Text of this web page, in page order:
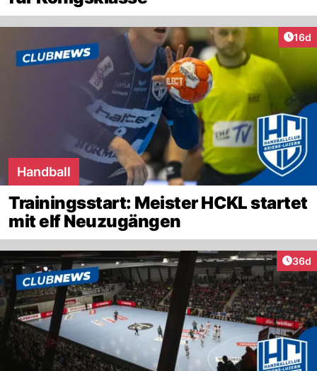
16d
Handball
Trainingsstart: Meister HCKL startet
mit elf Neuzugängen
36d